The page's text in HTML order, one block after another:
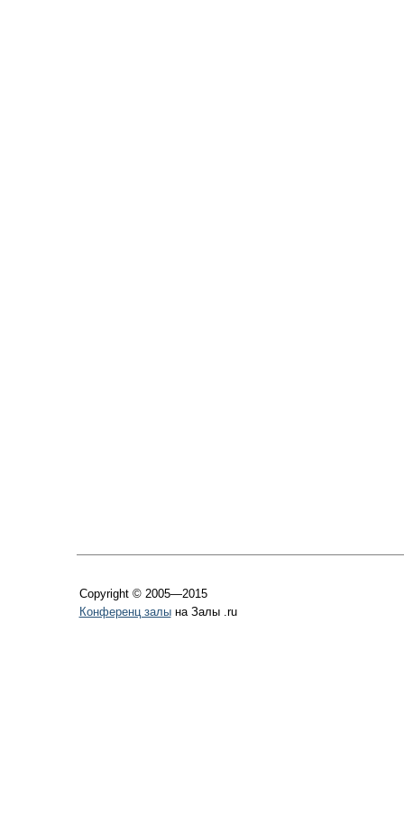
Copyright © 2005—2015
Конференц залына Залы .ru